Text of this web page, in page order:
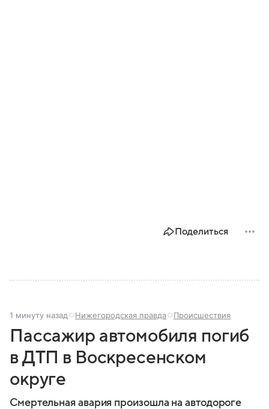
Поделиться
1 минуту назад Нижегородская правда Происшествия
Пассажир автомобиля погиб
в ДТП в Воскресенском
округе
Смертельная авария произошла на автодороге